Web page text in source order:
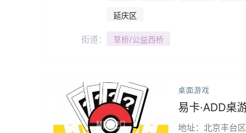
延庆区
街道： 草桥/公益西桥
桌面游戏
易卡·ADD桌
地址：北京丰台